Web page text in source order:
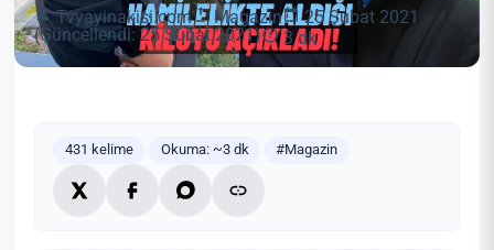
Tvyayinakisi.com Magazin
25 Şubat 2021
(Güncellendi: 25 Şubat 2021)
3 dk
431 kelime Okuma: ~3 dk #Magazin